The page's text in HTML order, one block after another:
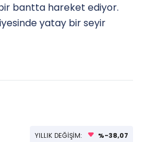
bantta hareket ediyor.
yatay bir seyir
YILLIK DEĞİŞİM: %-38,07